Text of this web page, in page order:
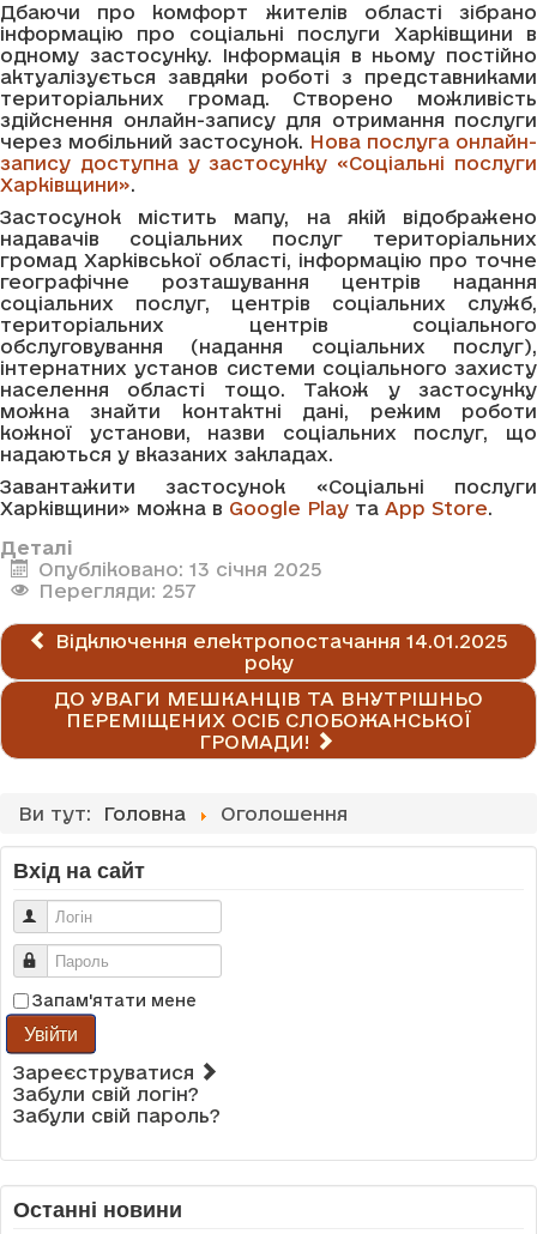
Дбаючи про комфорт жителів області зібрано
інформацію про соціальні послуги Харківщини в
одному застосунку. Інформація в ньому постійно
актуалізується завдяки роботі з представниками
територіальних громад. Створено можливість
здійснення онлайн-запису для отримання послуги
через мобільний застосунок. Нова послуга онлайн-
запису доступна у застосунку «Соціальні послуги
Харківщини».
Застосунок містить мапу, на якій відображено
надавачів соціальних послуг територіальних
громад Харківської області, інформацію про точне
географічне розташування центрів надання
соціальних послуг, центрів соціальних служб,
територіальних центрів соціального
обслуговування (надання соціальних послуг),
інтернатних установ системи соціального захисту
населення області тощо. Також у застосунку
можна знайти контактні дані, режим роботи
кожної установи, назви соціальних послуг, що
надаються у вказаних закладах.
Завантажити застосунок «Соціальні послуги
Харківщини» можна в Google Play та App Store.
Деталі
Опубліковано: 13 січня 2025
Перегляди: 257
Відключення електропостачання 14.01.2025
року
ДО УВАГИ МЕШКАНЦІВ ТА ВНУТРІШНЬО
ПЕРЕМІЩЕНИХ ОСІБ СЛОБОЖАНСЬКОЇ
ГРОМАДИ!
Ви тут: Головна Оголошення
Вхід на сайт
Логін
Пароль
Запам'ятати мене
Увійти
Зареєструватися
Забули свій логін?
Забули свій пароль?
Останні новини